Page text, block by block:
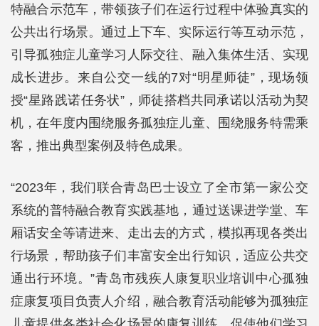
特融合示范车，带领孩子们在运行过程中体验真实的
公共出行场景。通过上下车、实际运行等互动示范，
引导孤独症儿童学习人际交往、融入集体生活、实现
成长进步。来自公交一线的7对“明星师徒”，现场领
授“星路践诺任务状”，师徒搭档共同承诺以活动为契
机，在年度内围绕服务孤独症儿童、围绕服务特需乘
客，推出典型案例及特色成果。
“2023年，我们联合青岛巴士设立了全市第一家公交
系统的普特融合教育实践基地，通过送课进学堂、车
厢话安全等请进来、走出去的方式，模拟再现各类出
行场景，帮助孩子们丰富安全出行知识，适应公共交
通出行环境。”青岛市残疾人康复职业培训中心孤独
症康复项目负责人介绍，融合教育活动能够为孤独症